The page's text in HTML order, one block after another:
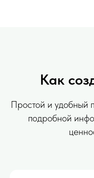
Как
Простой и удобный
подробной